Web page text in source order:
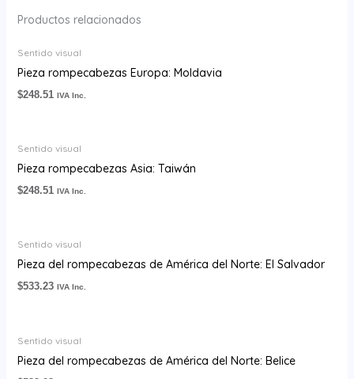
Productos relacionados
Sentido visual
Pieza rompecabezas Europa: Moldavia
$248.51 IVA Inc.
Sentido visual
Pieza rompecabezas Asia: Taiwán
$248.51 IVA Inc.
Sentido visual
Pieza del rompecabezas de América del Norte: El Salvador
$533.23 IVA Inc.
Sentido visual
Pieza del rompecabezas de América del Norte: Belice